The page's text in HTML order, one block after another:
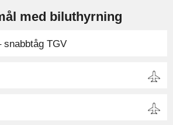
med biluthyrning
snabbtåg TGV